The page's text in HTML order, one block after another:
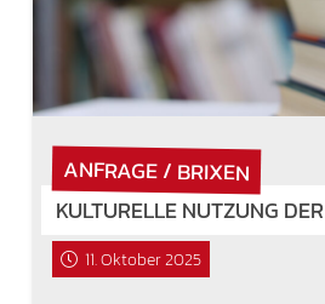
ANFRAGE / BRIXEN
KULTURELLE NUTZUNG
11. Oktober 2025